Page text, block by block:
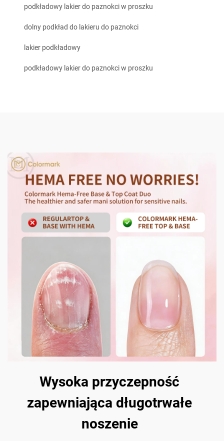
podkładowy lakier do paznokci w proszku
dolny podkład do lakieru do paznokci
lakier podkładowy
podkładowy lakier do paznokci w proszku
Wysoka przyczepność
zapewniająca długotrwałe
noszenie